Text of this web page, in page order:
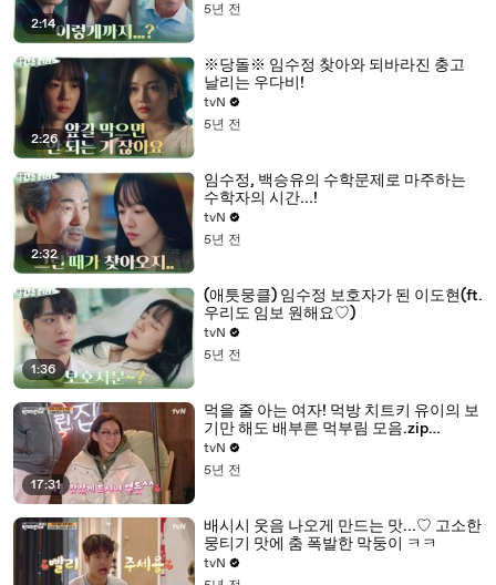
2:14
5년 전
2:26
※당돌※ 임수정 찾아와 되바라진 충고
날리는 우다비!
tvN
5년 전
2:32
임수정, 백승유의 수학문제로 마주하는
수학자의 시간...!
tvN
5년 전
1:36
(애틋뭉클) 임수정 보호자가 된 이도현(ft.
우리도 임보 원해요♡)
tvN
5년 전
17:31
먹을 줄 아는 여자! 먹방 치트키 유이의 보
기만 해도 배부른 먹부림 모음.zip
#highlight
tvN
5년 전
배시시 웃음 나오게 만드는 맛...♡ 고소한
뭉티기 맛에 춤 폭발한 막둥이 ㅋㅋ
tvN